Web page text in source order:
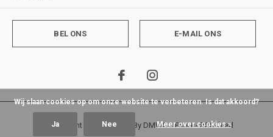
BEL ONS E-MAIL ONS
© Copyright - Theme By DMWSxPlus+-RSS-feed
Wij slaan cookies op om onze website te verbeteren. Is dat akkoord?
Ja Nee Meer over cookies »